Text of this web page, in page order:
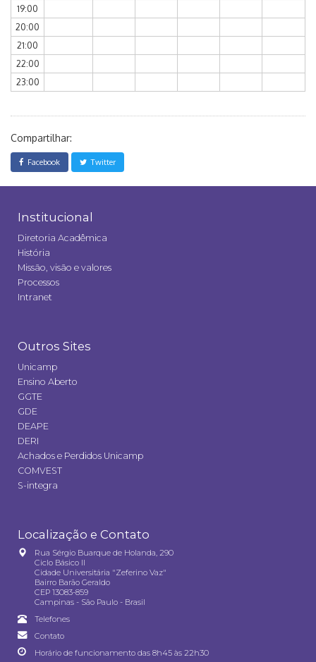
19:00
20:00
21:00
22:00
23:00
Compartilhar:
Facebook Twitter
Institucional
Diretoria Acadêmica
História
Missão, visão e valores
Processos
Intranet
Outros Sites
Unicamp
Ensino Aberto
GGTE
GDE
DEAPE
DERI
Achados e Perdidos Unicamp
COMVEST
S-integra
Localização e Contato
Rua Sérgio Buarque de Holanda, 290
Ciclo Básico II
Cidade Universitária "Zeferino Vaz"
Bairro Barão Geraldo
CEP 13083-859
Campinas - São Paulo - Brasil
Telefones
Contato
Horário de funcionamento das 8h45 às 22h30